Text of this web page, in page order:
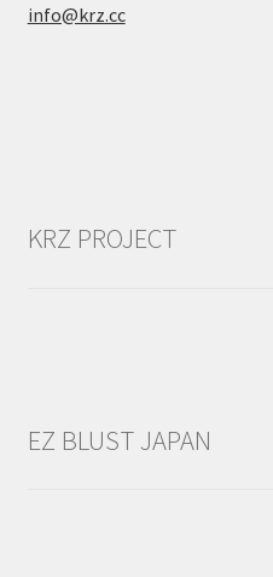
info@krz.cc
KRZ PROJECT
EZ BLUST JAPAN